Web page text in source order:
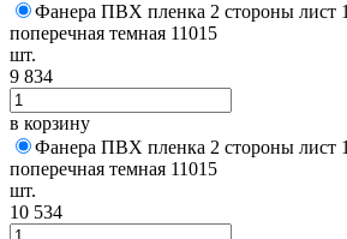
Фанера ПВХ пленка 2 стороны лист
поперечная темная 11015
шт.
9 834
в корзину
Фанера ПВХ пленка 2 стороны лист
поперечная темная 11015
шт.
10 534